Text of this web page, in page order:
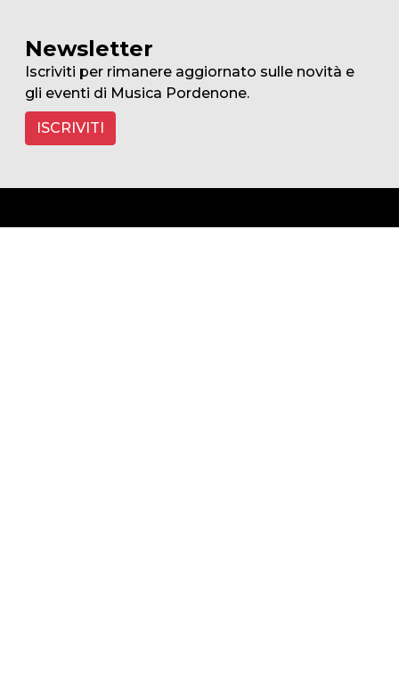
Newsletter
Iscriviti per rimanere aggiornato sulle novità e
gli eventi di Musica Pordenone.
ISCRIVITI